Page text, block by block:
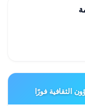
الثقافية فورًا